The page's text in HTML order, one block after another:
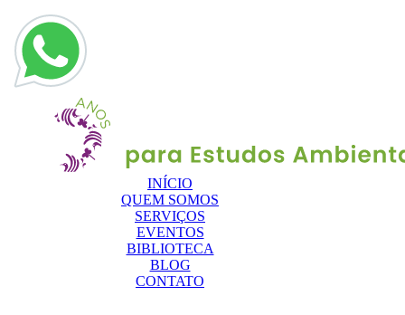
INÍCIO
QUEM SOMOS
SERVIÇOS
EVENTOS
BIBLIOTECA
BLOG
CONTATO